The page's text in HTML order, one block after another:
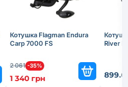
Котушка Flagman Endura
Carp 7000 FS
2 061 -35%
1 340 грн
River
899.6